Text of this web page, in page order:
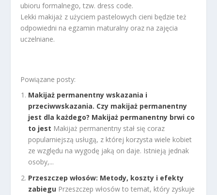
ubioru formalnego, tzw. dress code.
Lekki makijaż z użyciem pastelowych cieni będzie też
odpowiedni na egzamin maturalny oraz na zajęcia
uczelniane.
Powiązane posty:
Makijaż permanentny wskazania i
przeciwwskazania. Czy makijaż permanentny
jest dla każdego? Makijaż permanentny brwi co
to jest Makijaż permanentny stał się coraz
popularniejszą usługą, z której korzysta wiele kobiet
ze względu na wygodę jaką on daje. Istnieją jednak
osoby,...
Przeszczep włosów: Metody, koszty i efekty
zabiegu Przeszczep włosów to temat, który zyskuje